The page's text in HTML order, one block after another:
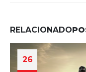
RELACIONADO